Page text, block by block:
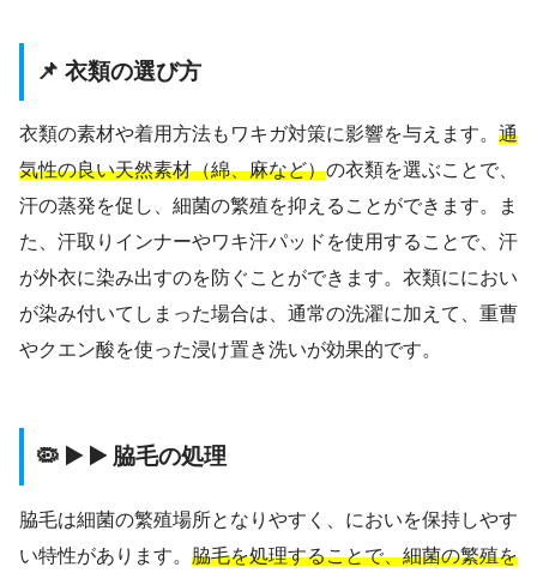
📌 衣類の選び方
衣類の素材や着用方法もワキガ対策に影響を与えます。 通
気性の良い天然素材（綿、麻など）の衣類を選ぶことで、
汗の蒸発を促し、細菌の繁殖を抑えることができます。ま
た、汗取りインナーやワキ汗パッドを使用することで、汗
が外衣に染み出すのを防ぐことができます。衣類ににおい
が染み付いてしまった場合は、通常の洗濯に加えて、重曹
やクエン酸を使った浸け置き洗いが効果的です。
🦠 ▶️ ▶️ 脇毛の処理
脇毛は細菌の繁殖場所となりやすく、においを保持しやす
い特性があります。 脇毛を処理することで、細菌の繁殖を